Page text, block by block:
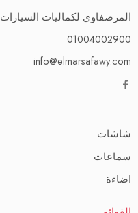
المرصفاوي لكماليات السيارات
01004002900
info@elmarsafawy.com
شاشات
سماعات
اضاءة